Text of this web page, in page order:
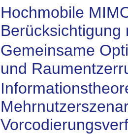
Hochmobile
Berücksichtigung
Gemeinsame
und